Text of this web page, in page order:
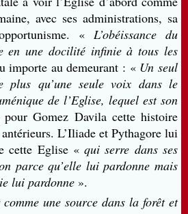
avec ses administrations, sa
« L’obéissance du
en une docilité infinie à tous les
importe au demeurant : « Un seul
plus qu’une seule voix dans le
de l’Eglise, lequel est son
Gomez Davila cette histoire
L’Iliade et Pythagore lui
cette Eglise «qui serre dans ses
parce qu’elle lui pardonne mais
lui pardonne ».
une source dans la forêt et